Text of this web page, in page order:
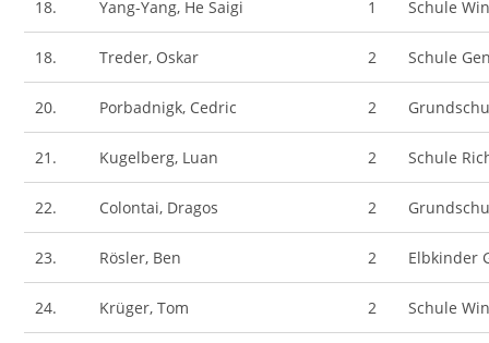
18. Yang-Yang, He Saigi 1 Schule
18. Treder, Oskar 2 Schule
20. Porbadnigk, Cedric 2
21. Kugelberg, Luan 2 Schule
22. Colontai, Dragos 2
23. Rösler, Ben 2 Elbkinder
24. Krüger, Tom 2 Schule